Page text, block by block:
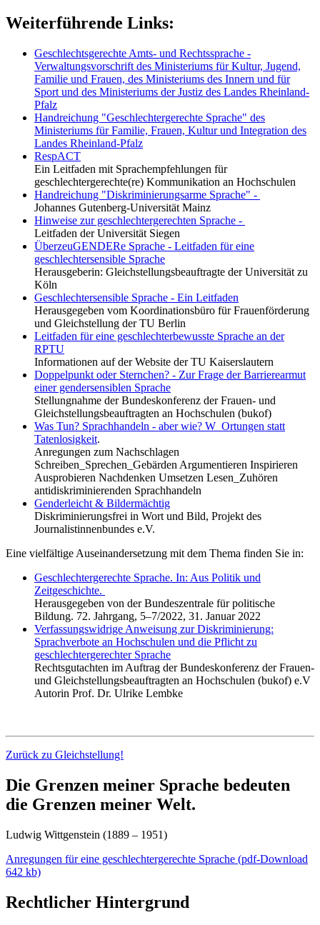
Weiterführende Links:
Geschlechtsgerechte Amts- und Rechtssprache -
Verwaltungsvorschrift des Ministeriums für Kultur, Jugend,
Familie und Frauen, des Ministeriums des Innern und für
Sport und des Ministeriums der Justiz des Landes Rheinland-
Pfalz
Handreichung "Geschlechtergerechte Sprache" des
Ministeriums für Familie, Frauen, Kultur und Integration des
Landes Rheinland-Pfalz
RespACT
Ein Leitfaden mit Sprachempfehlungen für
geschlechtergerechte(re) Kommunikation an Hochschulen
Handreichung "Diskriminierungsarme Sprache" -
Johannes Gutenberg-Universität Mainz
Hinweise zur geschlechtergerechten Sprache -
Leitfaden der Universität Siegen
ÜberzeuGENDERe Sprache - Leitfaden für eine
geschlechtersensible Sprache
Herausgeberin: Gleichstellungsbeauftragte der Universität zu
Köln
Geschlechtersensible Sprache - Ein Leitfaden
Herausgegeben vom Koordinationsbüro für Frauenförderung
und Gleichstellung der TU Berlin
Leitfaden für eine geschlechterbewusste Sprache an der
RPTU
Informationen auf der Website der TU Kaiserslautern
Doppelpunkt oder Sternchen? - Zur Frage der Barrierearmut
einer gendersensiblen Sprache
Stellungnahme der Bundeskonferenz der Frauen- und
Gleichstellungsbeauftragten an Hochschulen (bukof)
Was Tun? Sprachhandeln - aber wie? W_Ortungen statt
Tatenlosigkeit.
Anregungen zum Nachschlagen
Schreiben_Sprechen_Gebärden Argumentieren Inspirieren
Ausprobieren Nachdenken Umsetzen Lesen_Zuhören
antidiskriminierenden Sprachhandeln
Genderleicht & Bildermächtig
Diskriminierungsfrei in Wort und Bild, Projekt des
Journalistinnenbundes e.V.
Eine vielfältige Auseinandersetzung mit dem Thema finden Sie in:
Geschlechtergerechte Sprache. In: Aus Politik und
Zeitgeschichte.
Herausgegeben von der Bundeszentrale für politische
Bildung. 72. Jahrgang, 5–7/2022, 31. Januar 2022
Verfassungswidrige Anweisung zur Diskriminierung:
Sprachverbote an Hochschulen und die Pflicht zu
geschlechtergerechter Sprache
Rechtsgutachten im Auftrag der Bundeskonferenz der Frauen-
und Gleichstellungsbeauftragten an Hochschulen (bukof) e.V
Autorin Prof. Dr. Ulrike Lembke
Zurück zu Gleichstellung!
Die Grenzen meiner Sprache bedeuten
die Grenzen meiner Welt.
Ludwig Wittgenstein (1889 – 1951)
Anregungen für eine geschlechtergerechte Sprache (pdf-Download
642 kb)
Rechtlicher Hintergrund